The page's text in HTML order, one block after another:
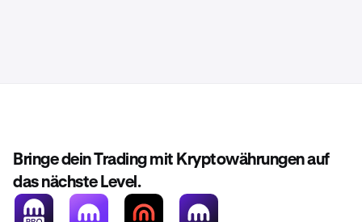
Bringe dein Trading mit Kryptowährungen auf
das nächste Level.